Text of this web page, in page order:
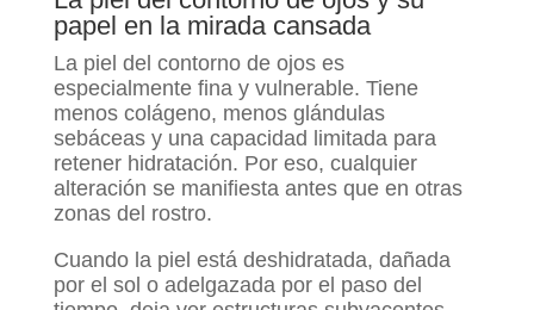
papel en la mirada cansada
La piel del contorno de ojos es
especialmente fina y vulnerable. Tiene
menos colágeno, menos glándulas
sebáceas y una capacidad limitada para
retener hidratación. Por eso, cualquier
alteración se manifiesta antes que en otras
zonas del rostro.
Cuando la piel está deshidratada, dañada
por el sol o adelgazada por el paso del